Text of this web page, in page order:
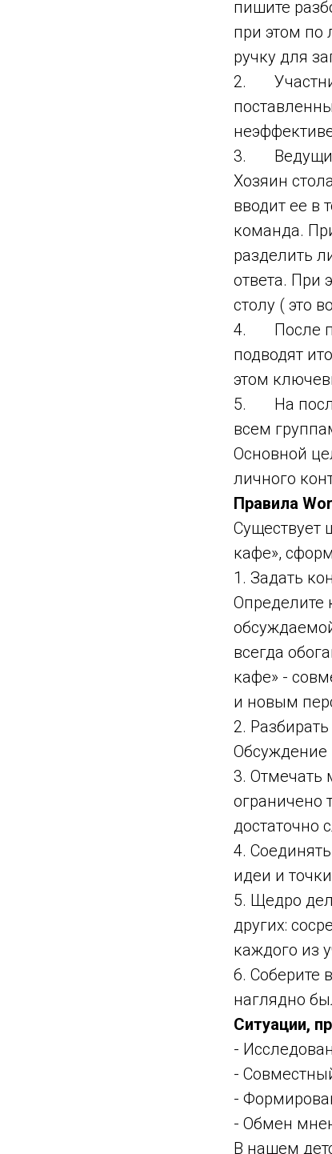
пишите
при этом по
ручку для
2.
3. Ведущий
Хозяин
вводит ее в
команда.
разделить
ответа. При
столу ( это
4. После
подводят
этом
5. На
всем
Основной
личного
Правила
Существует
кафе»,
1. Задать
Определите
всегда
кафе» -
и новым
2.
Обсуждение
3. Отмечать
ограничено
достаточно
4.
идеи и
5. Щедро
других:
каждого из
6. Соберите
наглядно
Ситуации,
-
-
-
- Обмен
В нашем